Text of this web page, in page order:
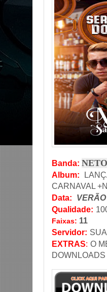
Banda:
Album:
CARNAVAL
Data:
Qualidade:
Faixas: 11
Servidor:
EXTRAS: O